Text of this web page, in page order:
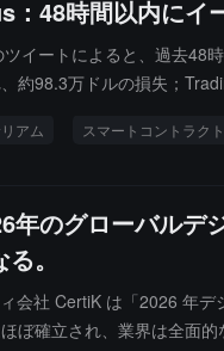
：48時間以内にイ
イートによると、過去48
約98.3万ドルの損失；
性の発見が「数日」から
アム スマートコントラクト
年のグローバルデ
。
会社 CertiK は「2026 年
ぼ確立され、業界は全面